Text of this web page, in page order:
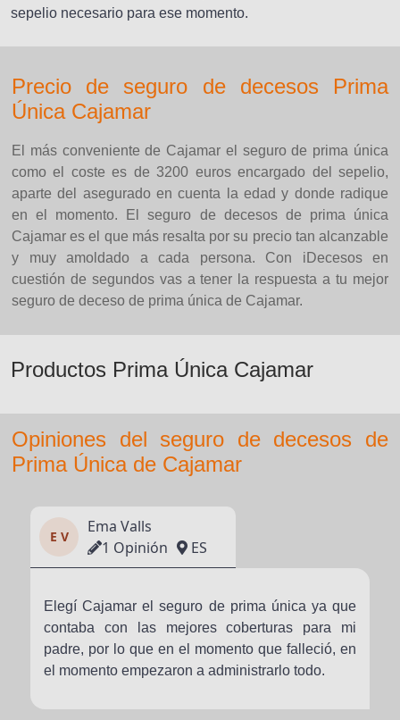
sepelio necesario para ese momento.
Precio de seguro de decesos Prima
Única Cajamar
El más conveniente de Cajamar el seguro de prima única
como el coste es de 3200 euros encargado del sepelio,
aparte del asegurado en cuenta la edad y donde radique
en el momento. El seguro de decesos de prima única
Cajamar es el que más resalta por su precio tan alcanzable
y muy amoldado a cada persona. Con iDecesos en
cuestión de segundos vas a tener la respuesta a tu mejor
seguro de deceso de prima única de Cajamar.
Productos Prima Única Cajamar
Opiniones del seguro de decesos de
Prima Única de Cajamar
E V
Ema Valls
1 Opinión
ES
Elegí Cajamar el seguro de prima única ya que
contaba con las mejores coberturas para mi
padre, por lo que en el momento que falleció, en
el momento empezaron a administrarlo todo.